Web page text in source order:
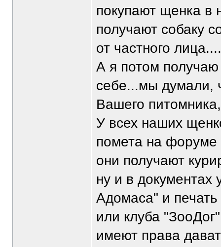
покупают щенка в
получают собаку
от частного лица....
А я потом получаю
себе...мы думали,
Вашего
У всех наших
помета на
они получают
ну и в документах
Адомаса" и
или клуба
имеют права